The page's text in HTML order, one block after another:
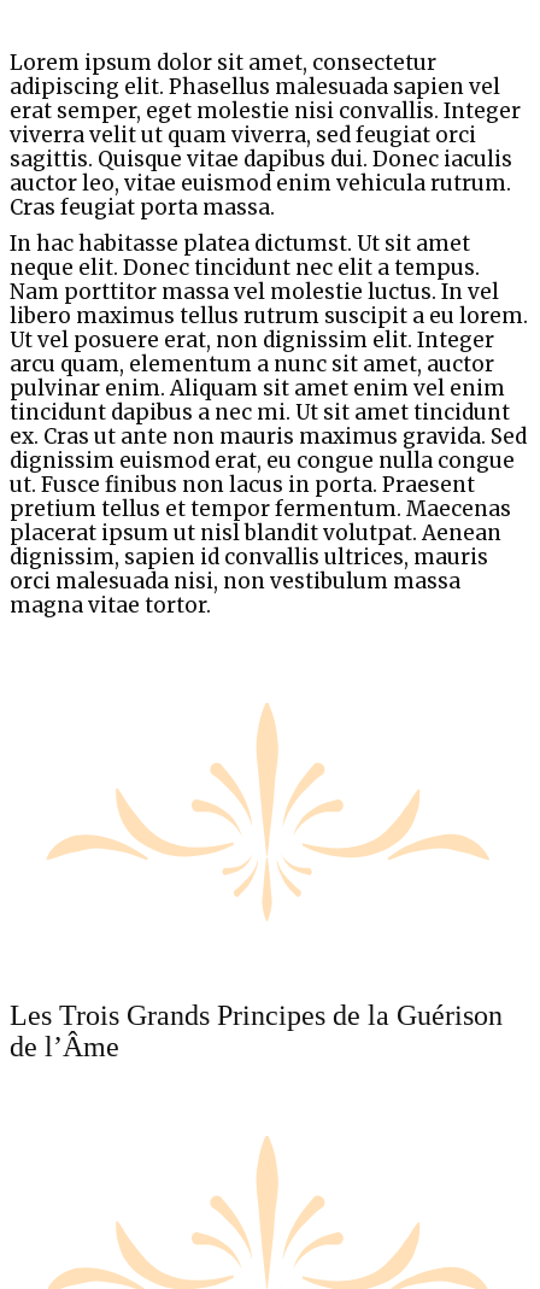
Lorem ipsum dolor sit amet, consectetur
adipiscing elit. Phasellus malesuada sapien vel
erat semper, eget molestie nisi convallis. Integer
viverra velit ut quam viverra, sed feugiat orci
sagittis. Quisque vitae dapibus dui. Donec iaculis
auctor leo, vitae euismod enim vehicula rutrum.
Cras feugiat porta massa.
In hac habitasse platea dictumst. Ut sit amet
neque elit. Donec tincidunt nec elit a tempus.
Nam porttitor massa vel molestie luctus. In vel
libero maximus tellus rutrum suscipit a eu lorem.
Ut vel posuere erat, non dignissim elit. Integer
arcu quam, elementum a nunc sit amet, auctor
pulvinar enim. Aliquam sit amet enim vel enim
tincidunt dapibus a nec mi. Ut sit amet tincidunt
ex. Cras ut ante non mauris maximus gravida. Sed
dignissim euismod erat, eu congue nulla congue
ut. Fusce finibus non lacus in porta. Praesent
pretium tellus et tempor fermentum. Maecenas
placerat ipsum ut nisl blandit volutpat. Aenean
dignissim, sapien id convallis ultrices, mauris
orci malesuada nisi, non vestibulum massa
magna vitae tortor.
Les Trois Grands Principes de la Guérison
de l’Âme